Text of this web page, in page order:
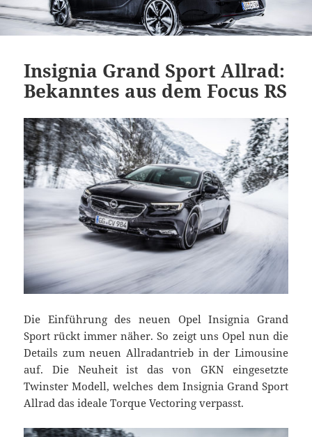
Insignia Grand Sport Allrad:
Bekanntes aus dem Focus RS
Die Einführung des neuen Opel Insignia Grand
Sport rückt immer näher. So zeigt uns Opel nun die
Details zum neuen Allradantrieb in der Limousine
auf. Die Neuheit ist das von GKN eingesetzte
Twinster Modell, welches dem Insignia Grand Sport
Allrad das ideale Torque Vectoring verpasst.